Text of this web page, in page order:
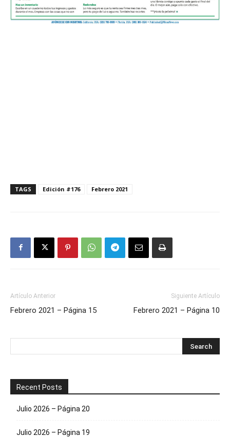
TAGS Edición #176 Febrero 2021
Artículo Anterior
Febrero 2021 – Página 15
Siguiente Artículo
Febrero 2021 – Página 10
Recent Posts
Julio 2026 – Página 20
Julio 2026 – Página 19